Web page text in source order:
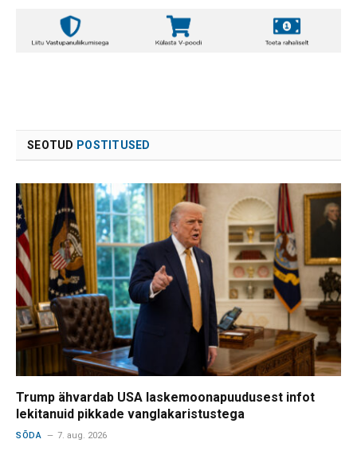
SEOTUD POSTITUSED
Trump ähvardab USA laskemoonapuudusest infot
lekitanuid pikkade vanglakaristustega
SÕDA 7. aug. 2026